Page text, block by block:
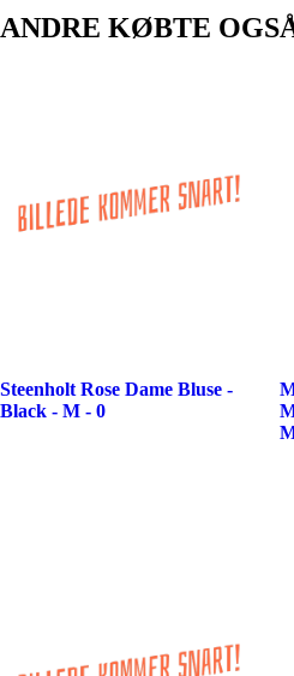
ANDRE KØBTE
Steenholt Rose Dame Bluse -
Black - M - 0